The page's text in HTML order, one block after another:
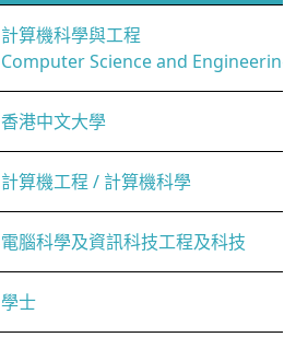
計算機科學與工程
Computer Science and Engineering
香港中文大學
計算機工程 / 計算機科學
電腦科學及資訊科技工程及科技
學士